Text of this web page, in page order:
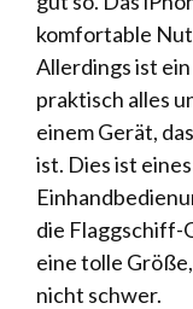
komfortable
Allerdings ist
praktisch alles
einem Gerät,
ist. Dies ist
die Flaggschiff-
eine tolle
nicht schwer.